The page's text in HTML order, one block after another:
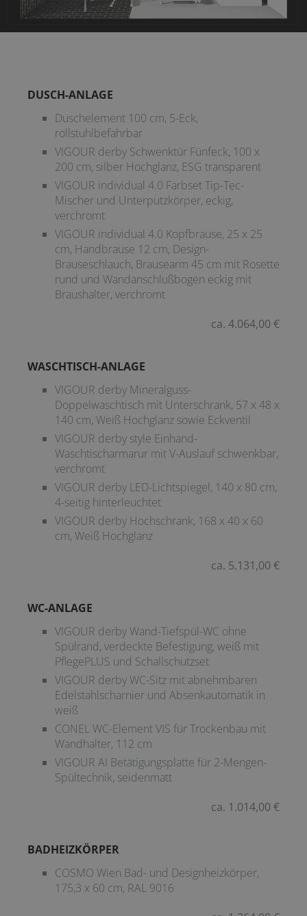
DUSCH-ANLAGE
Duschelement 100 cm, 5-Eck,
rollstuhlbefahrbar
VIGOUR derby Schwenktür Fünfeck, 100 x
200 cm, silber Hochglanz, ESG transparent
VIGOUR individual 4.0 Farbset Tip-Tec-
Mischer und Unterputzkörper, eckig,
verchromt
VIGOUR individual 4.0 Kopfbrause, 25 x 25
cm, Handbrause 12 cm, Design-
Brauseschlauch, Brausearm 45 cm mit Rosette
rund und Wandanschlußbogen eckig mit
Braushalter, verchromt
ca. 4.064,00 €
WASCHTISCH-ANLAGE
VIGOUR derby Mineralguss-
Doppelwaschtisch mit Unterschrank, 57 x 48 x
140 cm, Weiß Hochglanz sowie Eckventil
VIGOUR derby style Einhand-
Waschtischarmarur mit V-Auslauf schwenkbar,
verchromt
VIGOUR derby LED-Lichtspiegel, 140 x 80 cm,
4-seitig hinterleuchtet
VIGOUR derby Hochschrank, 168 x 40 x 60
cm, Weiß Hochglanz
ca. 5.131,00 €
WC-ANLAGE
VIGOUR derby Wand-Tiefspül-WC ohne
Spülrand, verdeckte Befestigung, weiß mit
PflegePLUS und Schallschutzset
VIGOUR derby WC-Sitz mit abnehmbaren
Edelstahlscharnier und Absenkautomatik in
weiß
CONEL WC-Element VIS für Trockenbau mit
Wandhalter, 112 cm
VIGOUR AI Betätigungsplatte für 2-Mengen-
Spültechnik, seidenmatt
ca. 1.014,00 €
BADHEIZKÖRPER
COSMO Wien Bad- und Designheizkörper,
175,3 x 60 cm, RAL 9016